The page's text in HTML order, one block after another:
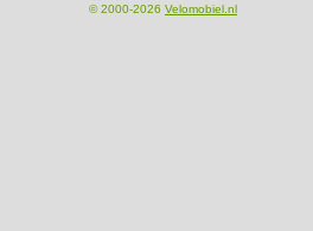
© 2000-2026 Velomobiel.nl